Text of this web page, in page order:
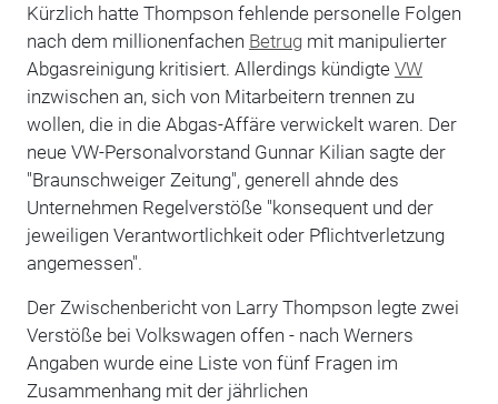
Kürzlich hatte Thompson fehlende personelle Folgen
nach dem millionenfachen Betrugmit manipulierter
Abgasreinigung kritisiert. Allerdings kündigte VW
inzwischen an, sich von Mitarbeitern trennen zu
wollen, die in die Abgas-Affäre verwickelt waren. Der
neue VW-Personalvorstand Gunnar Kilian sagte der
"Braunschweiger Zeitung", generell ahnde des
Unternehmen Regelverstöße "konsequent und der
jeweiligen Verantwortlichkeit oder Pflichtverletzung
angemessen".
Der Zwischenbericht von Larry Thompson legte zwei
Verstöße bei Volkswagen offen - nach Werners
Angaben wurde eine Liste von fünf Fragen im
Zusammenhang mit der jährlichen